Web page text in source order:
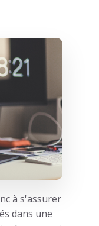
à s'assurer
dans une